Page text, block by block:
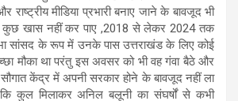
और राष्ट्रीय मीडिया प्रभारी बनाए जाने के बावजूद भी
कुछ खास नहीं कर पाए ,2018 से लेकर 2024 तक
सांसद के रूप में उनके पास उत्तराखंड के लिए कोई
मौका था परंतु इस अवसर को भी वह गंवा बैठे और
केंद्र में अपनी सरकार होने के बावजूद नहीं ला
कुल मिलाकर अनिल बलूनी का संघर्षों से कभी